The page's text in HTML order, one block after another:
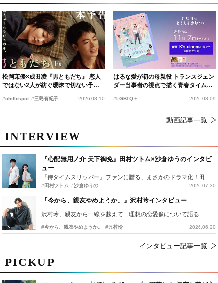
PICKUP
松岡茉優×成田凌『男ともだち』 恋人
ではない2人が紡ぐ曖昧で切ない予告
#chilldspot #三島有紀子 2026.08.10
はるな愛が初の母親役 トランスジェン
ダー当事者の視点で描く青春タイムス
#LGBTQ＋ 2026.08.09
動画記事一覧
INTERVIEW
『心配無用ノ介 天下御免』田村ツトム×沙倉ゆうのインタビ
ュー
『侍タイムスリッパー』ファンに贈る、まさかのドラマ化！田村ツトム×沙倉ゆうのが語る『心配無用ノ介』撮影秘話
#田村ツトム #沙倉ゆうの 2026.07.30
『今から、親友やめようか。』沢村玲インタビュー
沢村玲、親友から一線を越えて…理想の恋愛像について語る
#今から、親友やめようか。 #沢村玲 2026.06.20
インタビュー記事一覧